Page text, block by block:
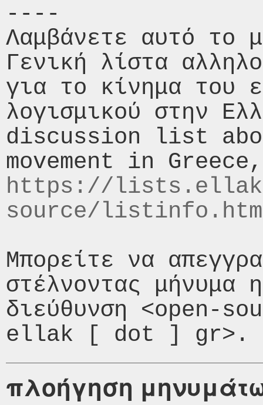
----
Λαμβάνετε αυτό το
Γενική λίστα
για το κίνημα του
λογισμικού στην
discussion list
https://
source/
Μπορείτε να
στέλνοντας μήνυμα
διεύθυνση <open-
πλοήγηση